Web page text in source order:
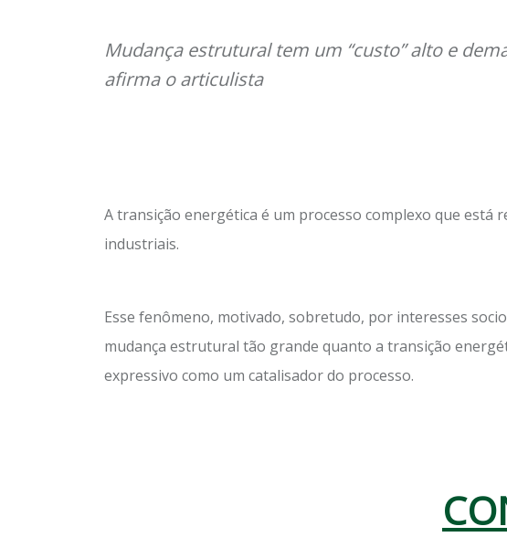
Mudança estrutural tem um “custo” alto e
afirma o articulista
A transição energética é um processo complexo que está
industriais.
Esse fenômeno, motivado, sobretudo, por interesses
mudança estrutural tão grande quanto a transição
expressivo como um catalisador do processo.